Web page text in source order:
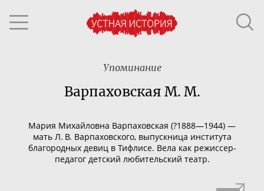
Упоминание
Варпаховская М. М.
Мария Михайловна Варпаховская (?1888—1944) —
мать Л. В. Варпаховского, выпускница института
благородных девиц в Тифлисе. Вела как режиссер-
педагогдетский любительский театр.